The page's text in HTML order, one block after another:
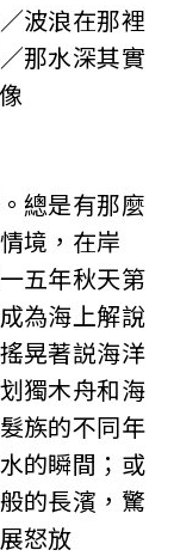
波浪在那裡
那水深其實
總是有那麼
境，在岸
五年秋天第
為海上解說
晃著説海洋
獨木舟和海
族的不同年
的瞬間；或
的長濱，驚
怒放